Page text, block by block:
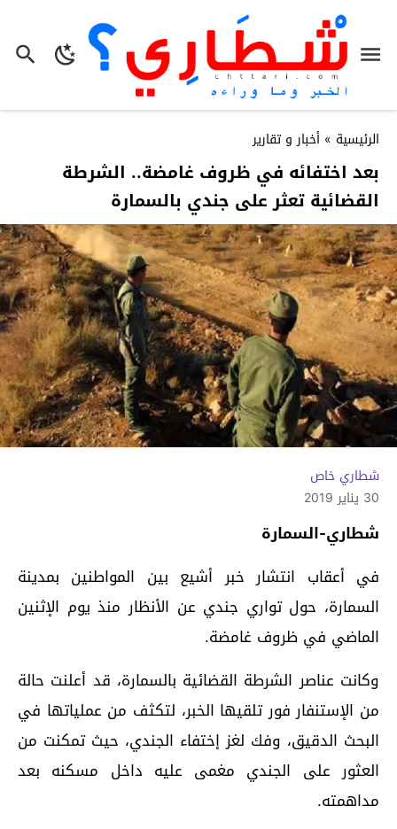
الرئيسية » أخبار و تقارير
بعد اختفائه في ظروف غامضة.. الشرطة
القضائية تعثر على جندي بالسمارة
شطاري خاص
30 يناير 2019
شطاري-السمارة
في أعقاب انتشار خبر أشيع بين المواطنين بمدينة
السمارة، حول تواري جندي عن الأنظار منذ يوم الإثنين
الماضي في ظروف غامضة.
وكانت عناصر الشرطة القضائية بالسمارة، قد أعلنت حالة
من الإستنفار فور تلقيها الخبر، لتكثف من عملياتها في
البحث الدقيق، وفك لغز إختفاء الجندي، حيث تمكنت من
العثور على الجندي مغمى عليه داخل مسكنه بعد
مداهمته.